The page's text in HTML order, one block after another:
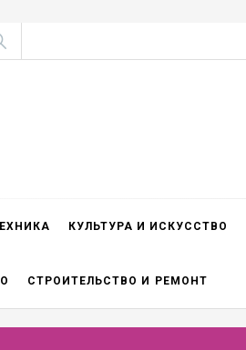
КУЛЬТУРА И ИСКУССТВО
СТРОИТЕЛЬСТВО И РЕМОНТ